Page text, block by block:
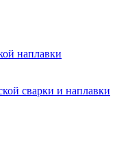
наплавки
сварки и наплавки